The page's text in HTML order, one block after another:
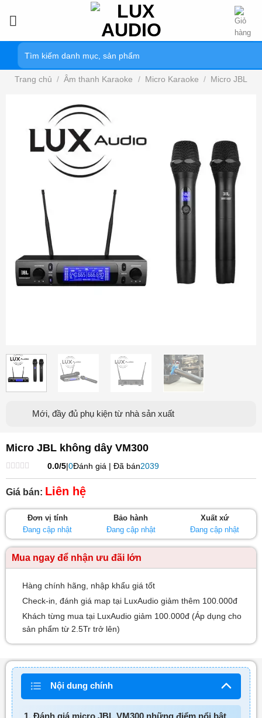
Tìm
kiếm:
Trang chủ / Âm thanh Karaoke / Micro Karaoke / Micro JBL
Mới, đầy đủ phụ kiện từ nhà sản xuất
Micro JBL không dây VM300
Được
xếp
hạng
5
0.0/5|0Đánh giá | Đã bán2039
Giá bán: Liên hệ
Đơn vị tính
Đang cập nhật
Bảo hành
Đang cập nhật
Xuất xứ
Đang cập nhật
Mua ngay để nhận ưu đãi lớn
Hàng chính hãng, nhập khẩu giá tốt
Check-in, đánh giá map tại LuxAudio giảm thêm 100.000đ
Khách từng mua tại LuxAudio giảm 100.000đ (Áp dụng cho
sản phẩm từ 2.5Tr trở lên)
Nội dung chính
1. Đánh giá micro JBL VM300 những điểm nổi bật